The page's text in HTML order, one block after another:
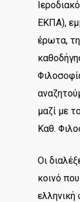
ΕΚΠΑ),
έρωτα,
μαζί με
Καθ.
Οι
κοινό
ελληνική